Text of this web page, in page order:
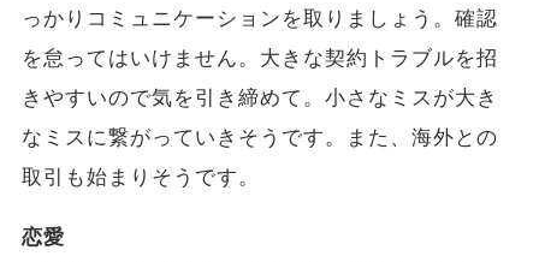
っかりコミュニケーションを取りましょう。確認
を怠ってはいけません。大きな契約トラブルを招
きやすいので気を引き締めて。小さなミスが大き
なミスに繋がっていきそうです。また、海外との
取引も始まりそうです。
恋愛